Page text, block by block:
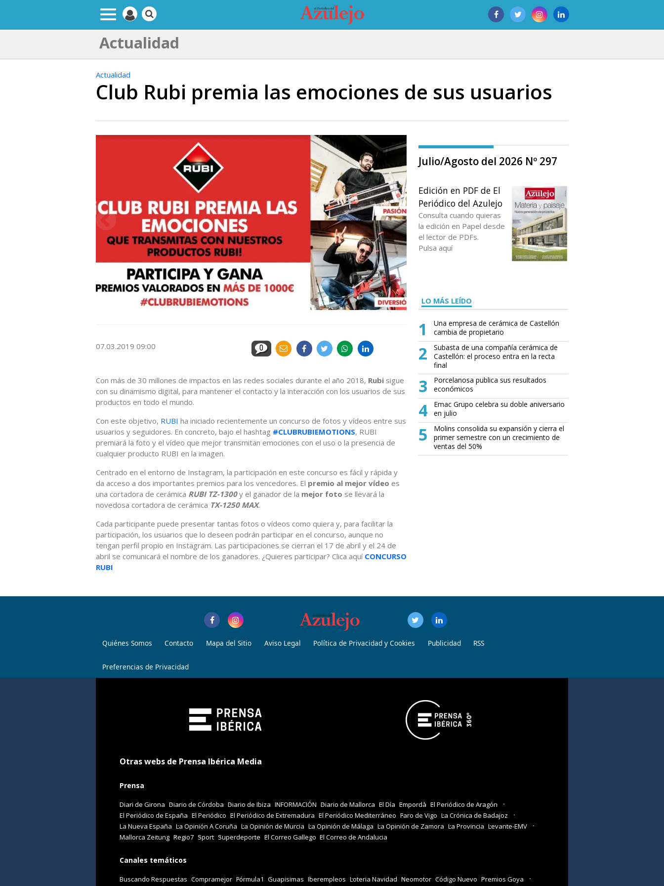
Actualidad
Actualidad
Club Rubi premia las emociones de sus usuarios
07.03.2019 09:00 0
Con más de 30 millones de impactos en las redes sociales durante el año 2018, Rubi sigue
con su dinamismo digital, para mantener el contacto y la interacción con los usuarios de sus
productos en todo el mundo.
Con este objetivo, RUBI ha iniciado recientemente un concurso de fotos y vídeos entre sus
usuarios y seguidores. En concreto, bajo el hashtag #CLUBRUBIEMOTIONS, RUBI
premiará la foto y el vídeo que mejor transmitan emociones con el uso o la presencia de
cualquier producto RUBI en la imagen.
Centrado en el entorno de Instagram, la participación en este concurso es fácil y rápida y
da acceso a dos importantes premios para los vencedores. El premio al mejor vídeo es
una cortadora de cerámica RUBI TZ-1300 y el ganador de la mejor foto se llevará la
novedosa cortadora de cerámica TX-1250 MAX.
Cada participante puede presentar tantas fotos o vídeos como quiera y, para facilitar la
participación, los usuarios que lo deseen podrán participar en el concurso, aunque no
tengan perfil propio en Instagram. Las participaciones se cierran el 17 de abril y el 24 de
abril se comunicará el nombre de los ganadores. ¿Quieres participar? Clica aquí CONCURSO
RUBI
Julio/Agosto del 2026 Nº 297
Edición en PDF de El
Periódico del Azulejo
Consulta cuando quieras
la edición en Papel desde
el lector de PDFs.
Pulsa aquí
LO MÁS LEÍDO
1
Una empresa de cerámica de Castellón
cambia de propietario
2
Subasta de una compañía cerámica de
Castellón: el proceso entra en la recta
final
3
Porcelanosa publica sus resultados
económicos
4
Emac Grupo celebra su doble aniversario
en julio
5
Molins consolida su expansión y cierra el
primer semestre con un crecimiento de
ventas del 50%
Quiénes Somos Contacto Mapa del Sitio Aviso Legal Política de Privacidad y Cookies Publicidad RSS
Preferencias de Privacidad
Otras webs de Prensa Ibérica Media
Prensa
Diari de Girona Diario de Córdoba Diario de Ibiza INFORMACIÓN Diario de Mallorca El Día Empordà El Periódico de Aragón
El Periódico de España El Periódico El Periódico de Extremadura El Periódico Mediterráneo Faro de Vigo La Crónica de Badajoz
La Nueva España La Opinión A Coruña La Opinión de Murcia La Opinión de Málaga La Opinión de Zamora La Provincia Levante-EMV
Mallorca Zeitung Regio7 Sport Superdeporte El Correo Gallego El Correo de Andalucia
Canales temáticos
Buscando Respuestas Compramejor Fórmula1 Guapisimas Iberempleos Loteria Navidad Neomotor Código Nuevo Premios Goya